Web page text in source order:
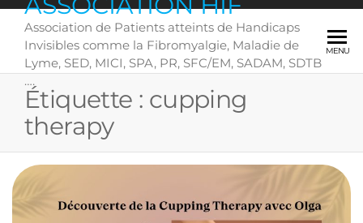
Skip
content
Association de Patients atteints de Handicaps
Invisibles comme la Fibromyalgie, Maladie de
Lyme, SED, MICI, SPA, PR, SFC/EM, SADAM, SDTB
….
MENU
Étiquette : cupping
therapy